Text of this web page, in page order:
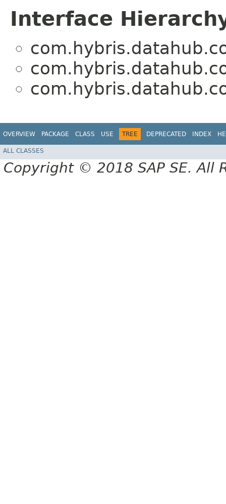
Interface
OVERVIEW PACKAGE CLASS USE TREE DEPRECATED INDEX
ALL CLASSES
Copyright © 2018 SAP SE. All